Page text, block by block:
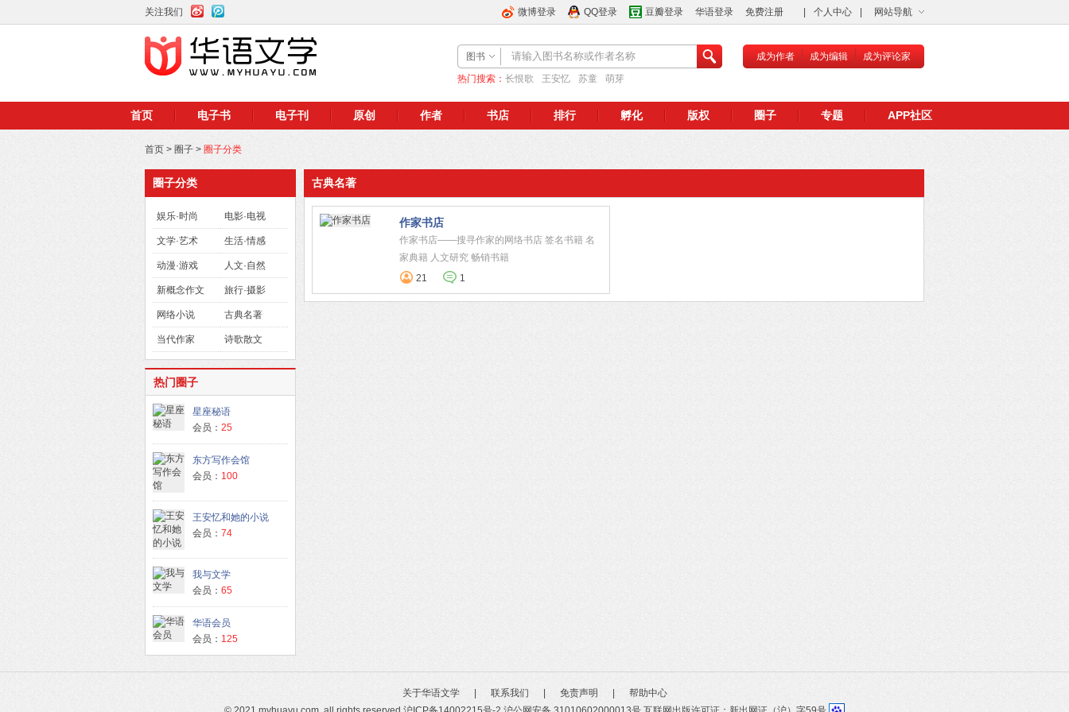
关注我们 个人中心 网站导航
微博登录 QQ登录 豆瓣登录 华语登录 免费注册
成为作者 成为编辑 成为评论家
图书
热门搜索： 长恨歌 王安忆 苏童 萌芽
首页 电子书 电子刊 原创 作者 书店 排行 孵化 版权 圈子 专题 APP社区
首页 > 圈子 > 圈子分类
圈子分类
娱乐·时尚 电影·电视
文学·艺术 生活·情感
动漫·游戏 人文·自然
新概念作文 旅行·摄影
网络小说 古典名著
当代作家 诗歌散文
热门圈子
星座秘语
会员： 25
东方写作会馆
会员： 100
王安忆和她的小说
会员： 74
我与文学
会员： 65
华语会员
会员： 125
古典名著
作家书店
作家书店——搜寻作家的网络书店 签名书籍 名
家典籍 人文研究 畅销书籍
21
1
关于华语文学 联系我们 免责声明
帮助中心